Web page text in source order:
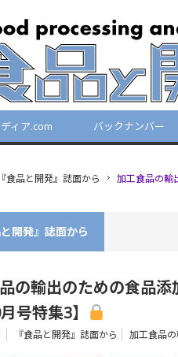
ィア.com バックナンバー
『食品と開発』誌面から 加工食品の輸
と開発』誌面から
の輸出のための食品
号特集3】
『食品と開発』誌面から 加工食品